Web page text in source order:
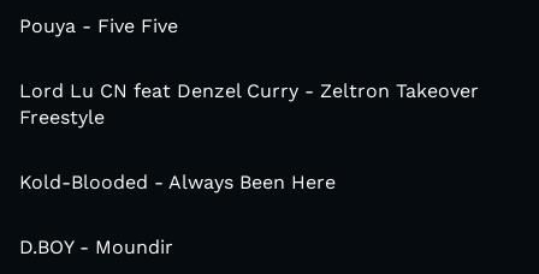
Pouya - Five Five
Lord Lu CN feat Denzel Curry - Zeltron Takeover
Freestyle
Kold-Blooded - Always Been Here
D.BOY - Moundir